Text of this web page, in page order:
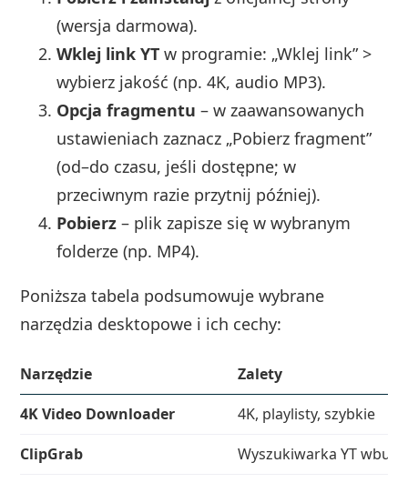
(wersja darmowa).
Wklej link YT w programie: „Wklej link” >
wybierz jakość (np. 4K, audio MP3).
Opcja fragmentu – w zaawansowanych
ustawieniach zaznacz „Pobierz fragment”
(od–do czasu, jeśli dostępne; w
przeciwnym razie przytnij później).
Pobierz – plik zapisze się w wybranym
folderze (np. MP4).
Poniższa tabela podsumowuje wybrane
narzędzia desktopowe i ich cechy:
Narzędzie
Zalety
4K Video Downloader
4K, playlisty, szybkie
ClipGrab
Wyszukiwarka YT